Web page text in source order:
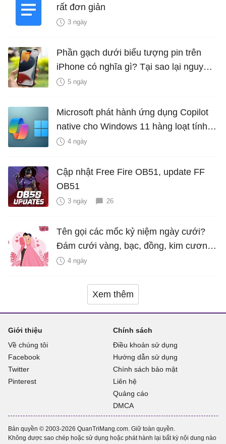
rất đơn giản
3 ngày
Phần gạch dưới biểu tượng pin trên
iPhone có nghĩa gì? Tại sao lại nguy
hiểm?
5 ngày
Microsoft phát hành ứng dụng Copilot
native cho Windows 11 hàng loạt tính
năng mới Hữu Ích
4 ngày
Cập nhật Free Fire OB51, update FF
OB51
3 ngày 26
Tên gọi các mốc kỷ niệm ngày cưới?
Đám cưới vàng, bạc, đồng, kim cương
là bao nhiêu năm?
4 ngày
Xem thêm
Giới thiệu
Về chúng tôi
Facebook
Twitter
Pinterest
Chính sách
Điều khoản sử dụng
Hướng dẫn sử dụng
Chính sách bảo mật
Liên hệ
Quảng cáo
DMCA
Bản quyền © 2003-2026 QuanTriMang.com. Giữ toàn quyền.
Không được sao chép hoặc sử dụng hoặc phát hành lại bất kỳ nội dung nào